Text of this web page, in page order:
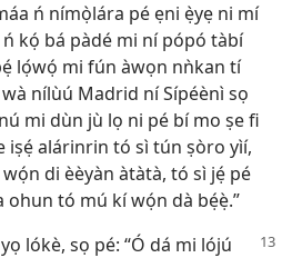
ń nímọ̀lára pé ẹni ẹ̀yẹ ni mí
kọ́ bá pàdé mi ní pópó tàbí
lọ́wọ́ mi fún àwọn nǹkan tí
nílùú Madrid ní Sípéènì sọ
mi dùn jù lọ ni pé bí mo ṣe fi
iṣẹ́ alárinrin tó sì tún ṣòro yìí,
di èèyàn àtàtà, tó sì jẹ́ pé
tó mú kí wọ́n dà bẹ́ẹ̀.”
lókè, sọ pé: “Ó dá mi lójú